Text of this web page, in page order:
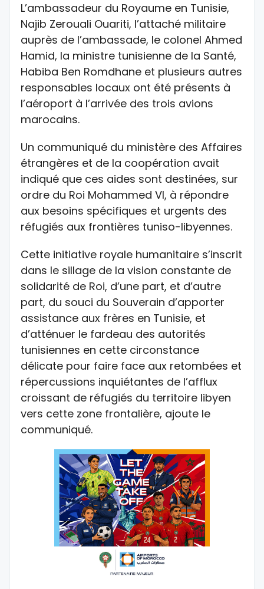
L’ambassadeur du Royaume en Tunisie,
Najib Zerouali Ouariti, l’attaché militaire
auprès de l’ambassade, le colonel Ahmed
Hamid, la ministre tunisienne de la Santé,
Habiba Ben Romdhane et plusieurs autres
responsables locaux ont été présents à
l’aéroport à l’arrivée des trois avions
marocains.
Un communiqué du ministère des Affaires
étrangères et de la coopération avait
indiqué que ces aides sont destinées, sur
ordre du Roi Mohammed VI, à répondre
aux besoins spécifiques et urgents des
réfugiés aux frontières tuniso-libyennes.
Cette initiative royale humanitaire s’inscrit
dans le sillage de la vision constante de
solidarité de Roi, d’une part, et d’autre
part, du souci du Souverain d’apporter
assistance aux frères en Tunisie, et
d’atténuer le fardeau des autorités
tunisiennes en cette circonstance
délicate pour faire face aux retombées et
répercussions inquiétantes de l’afflux
croissant de réfugiés du territoire libyen
vers cette zone frontalière, ajoute le
communiqué.